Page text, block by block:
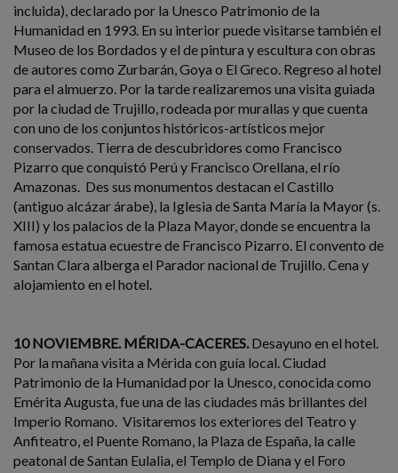
incluida), declarado por la Unesco Patrimonio de la
Humanidad en 1993. En su interior puede visitarse también el
Museo de los Bordados y el de pintura y escultura con obras
de autores como Zurbarán, Goya o El Greco. Regreso al hotel
para el almuerzo. Por la tarde realizaremos una visita guiada
por la ciudad de Trujillo, rodeada por murallas y que cuenta
con uno de los conjuntos históricos-artísticos mejor
conservados. Tierra de descubridores como Francisco
Pizarro que conquistó Perú y Francisco Orellana, el río
Amazonas. Des sus monumentos destacan el Castillo
(antiguo alcázar árabe), la Iglesia de Santa María la Mayor (s.
XIII) y los palacios de la Plaza Mayor, donde se encuentra la
famosa estatua ecuestre de Francisco Pizarro. El convento de
Santan Clara alberga el Parador nacional de Trujillo. Cena y
alojamiento en el hotel.
10 NOVIEMBRE. MÉRIDA-CACERES. Desayuno en el hotel.
Por la mañana visita a Mérida con guía local. Ciudad
Patrimonio de la Humanidad por la Unesco, conocida como
Emérita Augusta, fue una de las ciudades más brillantes del
Imperio Romano. Visitaremos los exteriores del Teatro y
Anfiteatro, el Puente Romano, la Plaza de España, la calle
peatonal de Santan Eulalia, el Templo de Diana y el Foro